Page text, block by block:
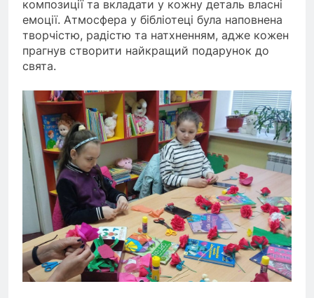
композиції та вкладати у кожну деталь власні
емоції. Атмосфера у бібліотеці була наповнена
творчістю, радістю та натхненням, адже кожен
прагнув створити найкращий подарунок до
свята.